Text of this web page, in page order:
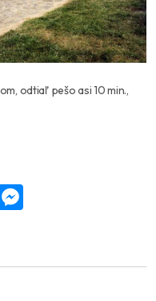
odtiaľ pešo asi 10 min.,